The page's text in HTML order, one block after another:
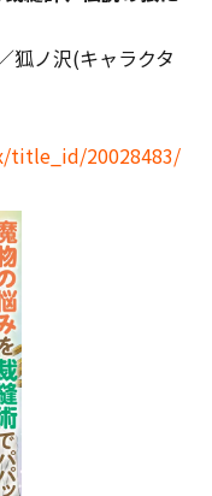
狐ノ沢(キャラクタ
20028483/